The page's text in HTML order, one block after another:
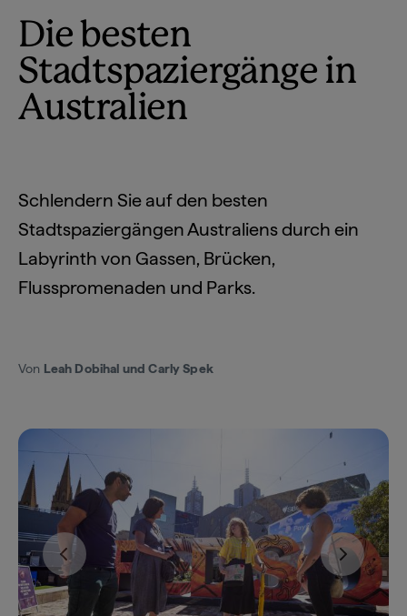
Die besten
Stadtspaziergänge in
Australien
Schlendern Sie auf den besten
Stadtspaziergängen Australiens durch ein
Labyrinth von Gassen, Brücken,
Flusspromenaden und Parks.
Von Leah Dobihal und Carly Spek